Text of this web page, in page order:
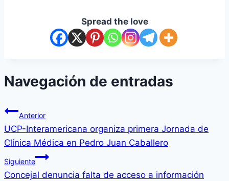
Spread the love
Navegación de entradas
Anterior
UCP-Interamericana organiza primera Jornada de
Clínica Médica en Pedro Juan Caballero
Siguiente
Concejal denuncia falta de acceso a información